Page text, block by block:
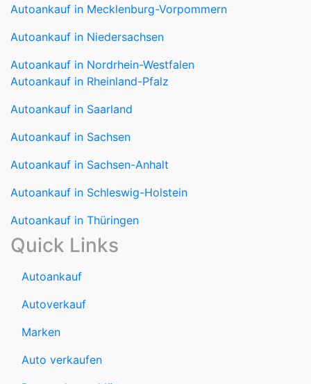
Autoankauf in Mecklenburg-Vorpommern
Autoankauf in Niedersachsen
Autoankauf in Nordrhein-Westfalen
Autoankauf in Rheinland-Pfalz
Autoankauf in Saarland
Autoankauf in Sachsen
Autoankauf in Sachsen-Anhalt
Autoankauf in Schleswig-Holstein
Autoankauf in Thüringen
Quick Links
Autoankauf
Autoverkauf
Marken
Auto verkaufen